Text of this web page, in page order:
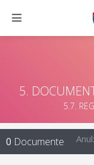
5.
5.7.
0 Documente Anul: